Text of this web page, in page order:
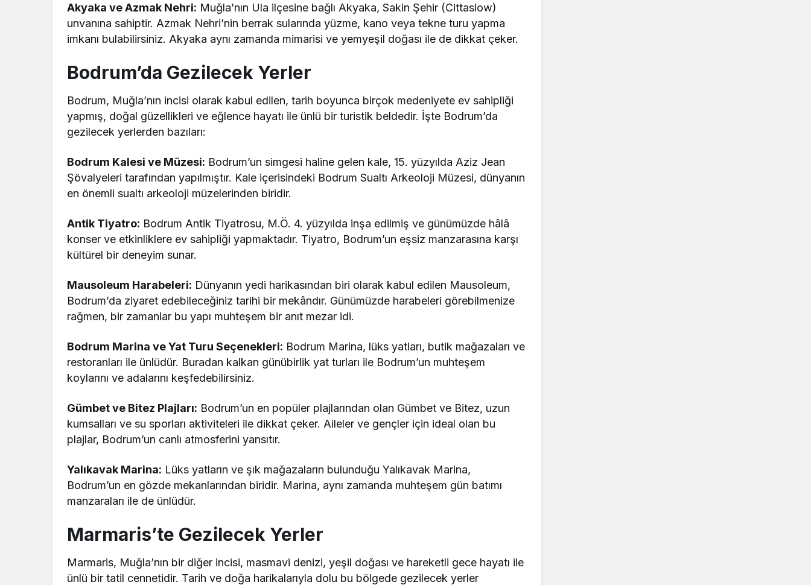
Akyaka ve Azmak Nehri: Muğla’nın Ula ilçesine bağlı Akyaka, Sakin Şehir (Cittaslow)
unvanına sahiptir. Azmak Nehri’nin berrak sularında yüzme, kano veya tekne turu yapma
imkanı bulabilirsiniz. Akyaka aynı zamanda mimarisi ve yemyeşil doğası ile de dikkat çeker.
Bodrum’da Gezilecek Yerler
Bodrum, Muğla’nın incisi olarak kabul edilen, tarih boyunca birçok medeniyete ev sahipliği
yapmış, doğal güzellikleri ve eğlence hayatı ile ünlü bir turistik beldedir. İşte Bodrum’da
gezilecek yerlerden bazıları:
Bodrum Kalesi ve Müzesi: Bodrum’un simgesi haline gelen kale, 15. yüzyılda Aziz Jean
Şövalyeleri tarafından yapılmıştır. Kale içerisindeki Bodrum Sualtı Arkeoloji Müzesi, dünyanın
en önemli sualtı arkeoloji müzelerinden biridir.
Antik Tiyatro: Bodrum Antik Tiyatrosu, M.Ö. 4. yüzyılda inşa edilmiş ve günümüzde hâlâ
konser ve etkinliklere ev sahipliği yapmaktadır. Tiyatro, Bodrum’un eşsiz manzarasına karşı
kültürel bir deneyim sunar.
Mausoleum Harabeleri: Dünyanın yedi harikasından biri olarak kabul edilen Mausoleum,
Bodrum’da ziyaret edebileceğiniz tarihi bir mekândır. Günümüzde harabeleri görebilmenize
rağmen, bir zamanlar bu yapı muhteşem bir anıt mezar idi.
Bodrum Marina ve Yat Turu Seçenekleri: Bodrum Marina, lüks yatları, butik mağazaları ve
restoranları ile ünlüdür. Buradan kalkan günübirlik yat turları ile Bodrum’un muhteşem
koylarını ve adalarını keşfedebilirsiniz.
Gümbet ve Bitez Plajları: Bodrum’un en popüler plajlarından olan Gümbet ve Bitez, uzun
kumsalları ve su sporları aktiviteleri ile dikkat çeker. Aileler ve gençler için ideal olan bu
plajlar, Bodrum’un canlı atmosferini yansıtır.
Yalıkavak Marina: Lüks yatların ve şık mağazaların bulunduğu Yalıkavak Marina,
Bodrum’un en gözde mekanlarından biridir. Marina, aynı zamanda muhteşem gün batımı
manzaraları ile de ünlüdür.
Marmaris’te Gezilecek Yerler
Marmaris, Muğla’nın bir diğer incisi, masmavi denizi, yeşil doğası ve hareketli gece hayatı ile
ünlü bir tatil cennetidir. Tarih ve doğa harikalarıyla dolu bu bölgede gezilecek yerler